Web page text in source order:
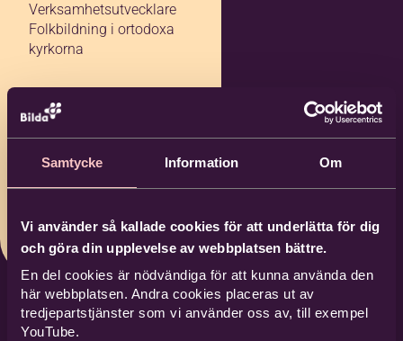
Samtycke Information Om
Vi använder så kallade cookies för att underlätta för dig
och göra din upplevelse av webbplatsen bättre.
En del cookies är nödvändiga för att kunna använda den
här webbplatsen. Andra cookies placeras ut av
tredjepartstjänster som vi använder oss av, till exempel
YouTube.
Verksamhetsutvecklare
Folkbildning i ortodoxa
kyrkorna
08-727 18 19
076-696 79 07
madlin.tasel@bild
a.nu
Bilda Södertälje